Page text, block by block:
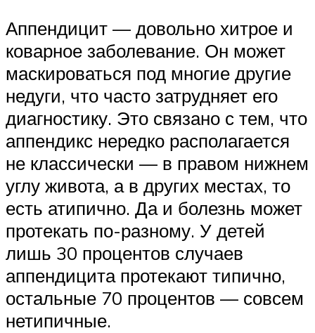
Аппендицит — довольно хитрое и
коварное заболевание. Он может
маскироваться под многие другие
недуги, что часто затрудняет его
диагностику. Это связано с тем, что
аппендикс нередко располагается
не классически — в правом нижнем
углу живота, а в других местах, то
есть атипично. Да и болезнь может
протекать по-разному. У детей
лишь 30 процентов случаев
аппендицита протекают типично,
остальные 70 процентов — совсем
нетипичные.